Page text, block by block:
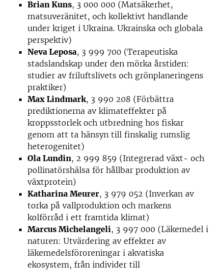
Brian Kuns, 3 000 000 (Matsäkerhet,
matsuveränitet, och kollektivt handlande
under kriget i Ukraina. Ukrainska och globala
perspektiv)
Neva Leposa, 3 999 700 (Terapeutiska
stadslandskap under den mörka årstiden:
studier av friluftslivets och grönplaneringens
praktiker)
Max Lindmark, 3 990 208 (Förbättra
prediktionerna av klimateffekter på
kroppsstorlek och utbredning hos fiskar
genom att ta hänsyn till finskalig rumslig
heterogenitet)
Ola Lundin, 2 999 859 (Integrerad växt- och
pollinatörshälsa för hållbar produktion av
växtprotein)
Katharina Meurer, 3 979 052 (Inverkan av
torka på vallproduktion och markens
kolförråd i ett framtida klimat)
Marcus Michelangeli, 3 997 000 (Läkemedel i
naturen: Utvärdering av effekter av
läkemedelsföroreningar i akvatiska
ekosystem, från individer till